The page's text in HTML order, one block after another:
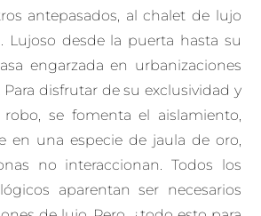
antepasados, al chalet de lujo
Lujoso desde la puerta hasta su
engarzada en urbanizaciones
disfrutar de su exclusividad y
se fomenta el aislamiento,
en una especie de jaula de oro,
no interaccionan. Todos los
aparentan ser necesarios